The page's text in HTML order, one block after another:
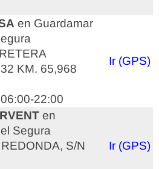
en Guardamar
KM. 65,968
22:00
Ir (GPS)
en
Segura
S/N
Ir (GPS)